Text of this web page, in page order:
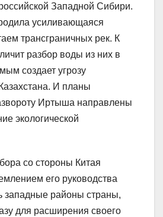
Западной Сибири.
усиливающаяся
трансграничных рек. К
разбор воды из них в
создает угрозу
И планы
Иртыша направлены
экологической
со стороны Китая
его руководства
западные районы страны,
для расширения своего